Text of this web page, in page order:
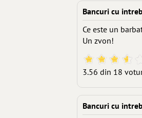
Bancuri cu
Ce este un
Un zvon!
3.56 din 18
Bancuri cu